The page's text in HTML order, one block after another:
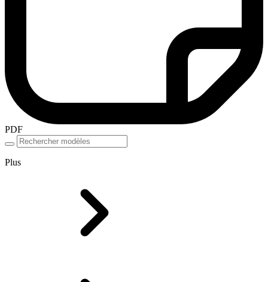
PDF
Plus